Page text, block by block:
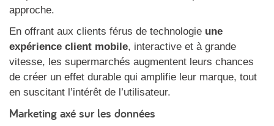
approche.
En offrant aux clients férus de technologie une
expérience client mobile, interactive et à grande
vitesse, les supermarchés augmentent leurs chances
de créer un effet durable qui amplifie leur marque, tout
en suscitant l’intérêt de l’utilisateur.
Marketing axé sur les données